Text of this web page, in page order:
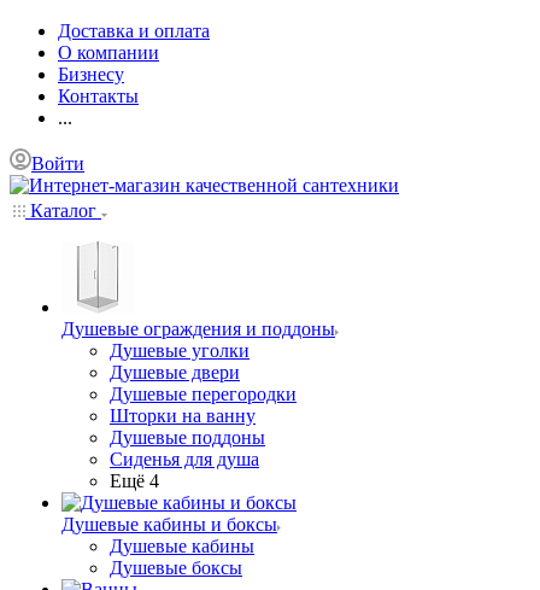
Доставка и оплата
О компании
Бизнесу
Контакты
...
Войти
Каталог
Душевые ограждения и поддоны
Душевые уголки
Душевые двери
Душевые перегородки
Шторки на ванну
Душевые поддоны
Сиденья для душа
Ещё 4
Душевые кабины и боксы
Душевые кабины
Душевые боксы